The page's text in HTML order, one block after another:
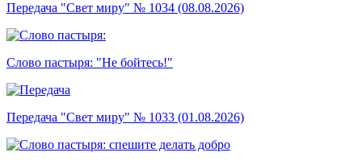
Передача "Свет миру" № 1034 (08.08.2026)
Слово пастыря: "Не бойтесь!"
Передача "Свет миру" № 1033 (01.08.2026)